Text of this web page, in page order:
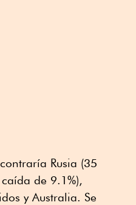
Rusia (35
de 9.1%),
y Australia. Se